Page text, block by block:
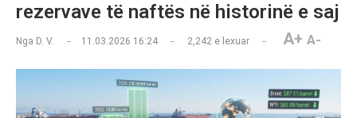
rezervave të naftës në historinë e saj
Nga D. V. 11.03.2026 16:24 2,242 e lexuar A+ A-